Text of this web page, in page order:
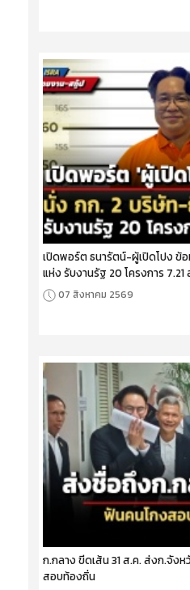
เปิดพอร์ต ธนารัตน์-ผู้เปิดโปง ข้
แห่ง รับงานรัฐ 20 โครงการ 7.21
07 สิงหาคม 2569
ก.กลาง ขีดเส้น 31 ส.ค. ส่งก.จังห
สอบท้องถิ่น